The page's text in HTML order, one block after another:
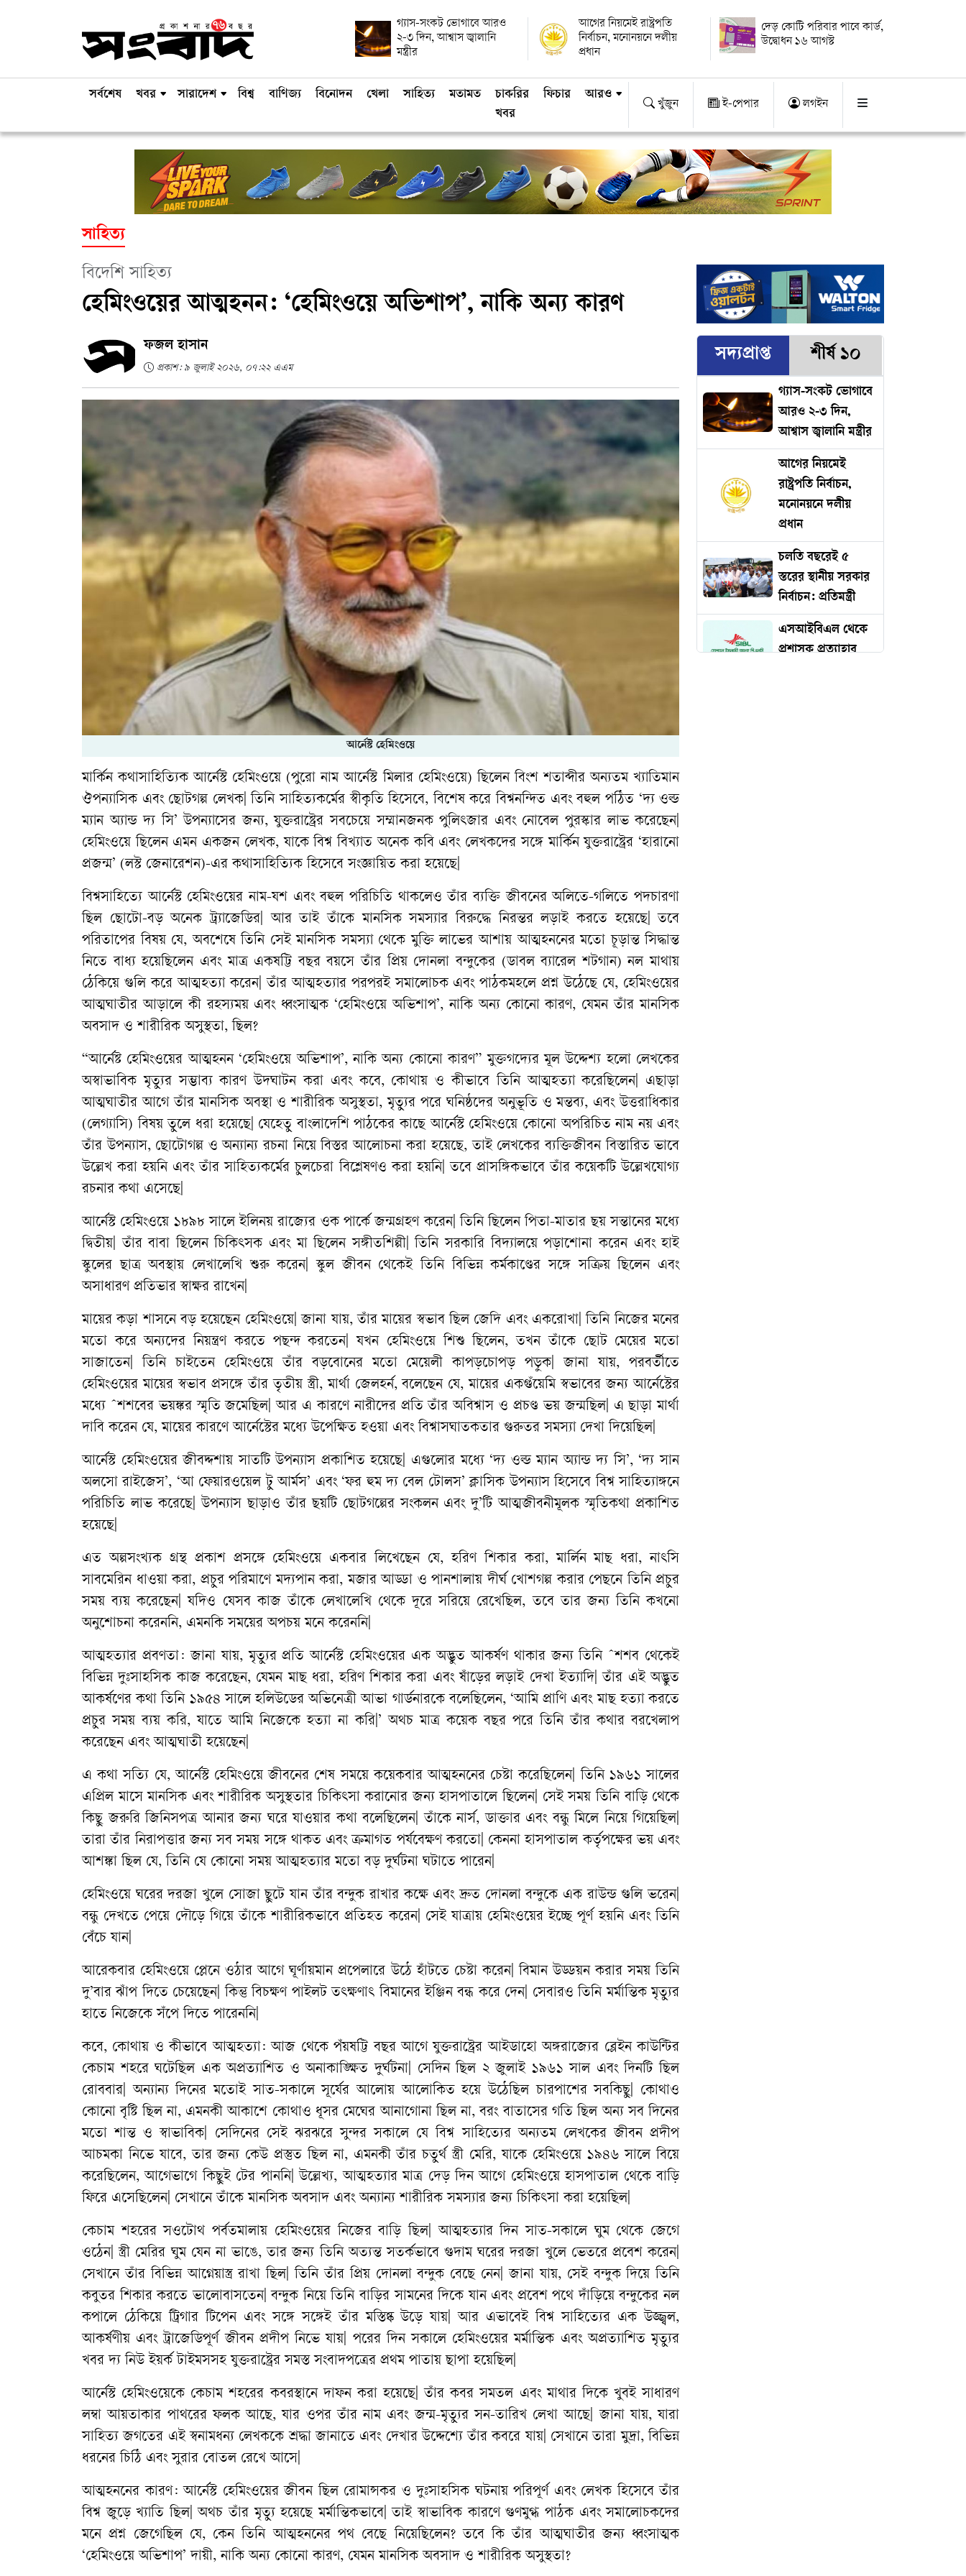
গ্যাস-সংকট ভোগাবে আরও
২-৩ দিন, আশ্বাস জ্বালানি
মন্ত্রীর
আগের নিয়মেই রাষ্ট্রপতি
নির্বাচন, মনোনয়নে দলীয়
প্রধান
দেড় কোটি পরিবার পাবে কার্ড,
উদ্বোধন ১৬ আগস্ট
সর্বশেষ খবর সারাদেশ বিশ্ব বাণিজ্য বিনোদন খেলা সাহিত্য মতামত
চাকরির
খবর
ফিচার আরও
খুঁজুন ই-পেপার লগইন
সাহিত্য
বিদেশি সাহিত্য
হেমিংওয়ের আত্মহনন: ‘হেমিংওয়ে অভিশাপ’, নাকি অন্য কারণ
ফজল হাসান
প্রকাশ: ৯ জুলাই ২০২৬, ০৭:২২ এএম
আর্নেস্ট হেমিংওয়ে
মার্কিন কথাসাহিত্যিক আর্নেস্ট হেমিংওয়ে (পুরো নাম আর্নেস্ট মিলার হেমিংওয়ে) ছিলেন বিংশ শতাব্দীর অন্যতম খ্যাতিমান
ঔপন্যাসিক এবং ছোটগল্প লেখক| তিনি সাহিত্যকর্মের স্বীকৃতি হিসেবে, বিশেষ করে বিশ্বনন্দিত এবং বহুল পঠিত ‘দ্য ওল্ড
ম্যান অ্যান্ড দ্য সি’উপন্যাসের জন্য,যুক্তরাষ্ট্রের সবচেয়ে সম্মানজনক পুলিৎজার এবং নোবেল পুরস্কার লাভ করেছেন
হেমিংওয়ে ছিলেন এমন একজন লেখক, যাকে বিশ্ব বিখ্যাত অনেক কবি এবং লেখকদের সঙ্গে মার্কিন যুক্তরাষ্ট্রের ‘হারানো
প্রজন্ম’ (লস্ট জেনারেশন)-এর কথাসাহিত্যিক হিসেবে সংজ্ঞায়িত করা হয়েছে|
বিশ্বসাহিত্যে আর্নেস্ট হেমিংওয়ের নাম-যশ এবং বহুল পরিচিতি থাকলেও তাঁর ব্যক্তি জীবনের অলিতে-গলিতে পদচারণা
ছিল
ছোটো-বড় অনেক ট্র্যাজেডির আর তাই তাঁকে মানসিক সমস্যার বিরুদ্ধে নিরন্তর লড়াই করতে হয়েছে|তবে
পরিতাপের বিষয় যে, অবশেষে তিনি সেই মানসিক সমস্যা থেকে মুক্তি লাভের আশায় আত্মহননের মতো চূড়ান্ত সিদ্ধান্ত
নিতে বাধ্য হয়েছিলেন এবং মাত্র একষট্টি বছর বয়সে তাঁর প্রিয় দোনলা বন্দুকের (ডাবল ব্যারেল শটগান)নল মাথায়
ঠেকিয়ে গুলি করে আত্মহত্যা করেন তাঁর আত্মহত্যার পরপরই সমালোচক এবং পাঠকমহলে প্রশ্ন উঠেছে যে, হেমিংওয়ের
আত্মঘাতীর আড়ালে কী রহস্যময় এবং ধ্বংসাত্মক ‘হেমিংওয়ে অভিশাপ’, নাকি অন্য কোনো কারণ, যেমন তাঁর মানসিক
অবসাদ ও শারীরিক অসুস্থতা, ছিল?
“আর্নেষ্ট হেমিংওয়ের আত্মহনন ‘হেমিংওয়ে অভিশাপ’, নাকি অন্য কোনো কারণ” মুক্তগদ্যের মূল উদ্দেশ্য হলো লেখকের
অস্বাভাবিক মৃত্যুর সম্ভাব্য কারণ উদঘাটন করা এবং কবে, কোথায় ও কীভাবে তিনি আত্মহত্যা করেছিলেন
এছাড়া
আত্মঘাতীর আগে তাঁর মানসিক অবস্থা ও শারীরিক অসুস্থতা, মৃত্যুর পরে ঘনিষ্ঠদের অনুভূতি ও মন্তব্য, এবং উত্তরাধিকার
(লেগ্যাসি) বিষয় তুলে ধরা হয়েছে| যেহেতু বাংলাদেশি পাঠকের কাছে আর্নেস্ট হেমিংওয়ে কোনো অপরিচিত নাম নয় এবং
তাঁর উপন্যাস, ছোটোগল্প ও অন্যান্য রচনা নিয়ে বিস্তর আলোচনা করা হয়েছে, তাই লেখকের ব্যক্তিজীবন বিস্তারিত ভাবে
উল্লেখ করা হয়নি এবং তাঁর সাহিত্যকর্মের চুলচেরা বিশ্লেষণও করা হয়নি তবে প্রাসঙ্গিকভাবে তাঁর কয়েকটি উল্লেখযোগ্য
রচনার কথা এসেছে|
আর্নেস্ট হেমিংওয়ে ১৮৯৮ সালে ইলিনয় রাজ্যের ওক পার্কে জন্মগ্রহণ করেন তিনি ছিলেন পিতা-মাতার ছয় সন্তানের মধ্যে
দ্বিতীয়
তাঁর বাবা ছিলেন চিকিৎসক এবং মা ছিলেন সঙ্গীতশিল্পী তিনি সরকারি বিদ্যালয়ে পড়াশোনা করেন এবং হাই
স্কুলের
ছাত্র অবস্থায় লেখালেখি শুরু করেন |স্কুল জীবন থেকেই তিনি বিভিন্ন কর্মকাণ্ডের সঙ্গে সক্রিয় ছিলেন
এবং
অসাধারণ প্রতিভার স্বাক্ষর রাখেন
মায়ের কড়া শাসনে বড় হয়েছেন হেমিংওয়ে |জানা যায়, তাঁর মায়ের স্বভাব ছিল জেদি এবং একরোখা তিনি নিজের মনের
মতো
করে অন্যদের নিয়ন্ত্রণ করতে পছন্দ করতেন |যখন হেমিংওয়ে শিশু ছিলেন,তখন তাঁকে ছোট মেয়ের মতো
সাজাতেন
তিনি চাইতেন হেমিংওয়ে তাঁর বড়বোনের মতো মেয়েলী কাপড়চোপড় পড়ুক |জানা যায়,পরবর্তীতে
হেমিংওয়ের মায়ের স্বভাব প্রসঙ্গে তাঁর তৃতীয় স্ত্রী, মার্থা জেলহর্ন,বলেছেন যে,মায়ের একগুঁয়েমি স্বভাবের জন্য আর্নেস্টের
মধ্যে
শশবের ভয়ঙ্কর স্মৃতি জমেছিল |আর এ কারণে নারীদের প্রতি তাঁর অবিশ্বাস ও প্রচণ্ড ভয় জন্মছিল এ ছাড়া মার্থা
দাবি করেন যে, মায়ের কারণে আর্নেস্টের মধ্যে উপেক্ষিত হওয়া এবং বিশ্বাসঘাতকতার গুরুতর সমস্যা দেখা দিয়েছিল
আর্নেস্ট হেমিংওয়ের জীবদ্দশায় সাতটি উপন্যাস প্রকাশিত হয়েছে| এগুলোর মধ্যে ‘দ্য ওল্ড ম্যান অ্যান্ড দ্য সি’, ‘দ্য সান
অলসো রাইজেস’, ‘আ ফেয়ারওয়েল টু আর্মস’ এবং‘ফর হুম দ্য বেল টোলস’ক্লাসিক উপন্যাস হিসেবে বিশ্ব সাহিত্যাঙ্গনে
পরিচিতি লাভ করেছে| উপন্যাস ছাড়াও তাঁর ছয়টি ছোটগল্পের সংকলন এবং দু’টি আত্মজীবনীমূলক স্মৃতিকথা প্রকাশিত
হয়েছে|
এত অল্পসংখ্যক গ্রন্থ প্রকাশ প্রসঙ্গে হেমিংওয়ে একবার লিখেছেন যে, হরিণ শিকার করা, মার্লিন মাছ ধরা,নাৎসি
সাবমেরিন ধাওয়া করা, প্রচুর পরিমাণে মদ্যপান করা, মজার আড্ডা ও পানশালায় দীর্ঘ খোশগল্প করার পেছনে তিনি প্রচুর
সময় ব্যয় করেছেন |যদিও যেসব কাজ তাঁকে লেখালেখি থেকে দূরে সরিয়ে রেখেছিল, তবে তার জন্য তিনি কখনো
অনুশোচনা করেননি, এমনকি সময়ের অপচয় মনে করেননি
আত্মহত্যার প্রবণতা : জানা যায়, মৃত্যুর প্রতি আর্নেস্ট হেমিংওয়ের এক অদ্ভুত আকর্ষণ থাকার জন্য তিনি ˆশশব থেকেই
বিভিন্ন দুঃসাহসিক কাজ করেছেন, যেমন মাছ ধরা, হরিণ শিকার করা এবং ষাঁড়ের লড়াই দেখা ইত্যাদি |তাঁর এই অদ্ভুত
আকর্ষণের কথা তিনি ১৯৫৪ সালে হলিউডের অভিনেত্রী আভা গার্ডনারকে বলেছিলেন, ‘আমি প্রাণি এবং মাছ হত্যা করতে
প্রচুর সময় ব্যয় করি,যাতে আমি নিজেকে হত্যা না করি |’ অথচ মাত্র কয়েক বছর পরে তিনি তাঁর কথার বরখেলাপ
করেছেন এবং আত্মঘাতী হয়েছেন
এ কথা সত্যি যে, আর্নেস্ট হেমিংওয়ে জীবনের শেষ সময়ে কয়েকবার আত্মহননের চেষ্টা করেছিলেন তিনি ১৯৬১ সালের
এপ্রিল মাসে মানসিক এবং শারীরিক অসুস্থতার চিকিৎসা করানোর জন্য হাসপাতালে ছিলেন সেই সময় তিনি বাড়ি থেকে
কিছু জরুরি জিনিসপত্র আনার জন্য ঘরে যাওয়ার কথা বলেছিলেন তাঁকে নার্স, ডাক্তার এবং বন্ধু মিলে নিয়ে গিয়েছিল
তারা তাঁর নিরাপত্তার জন্য সব সময় সঙ্গে থাকত এবং ক্রমাগত পর্যবেক্ষণ করতো কেননা হাসপাতাল কর্তৃপক্ষের ভয় এবং
আশঙ্কা ছিল যে, তিনি যে কোনো সময় আত্মহত্যার মতো বড় দুর্ঘটনা ঘটাতে পারেন
হেমিংওয়ে ঘরের দরজা খুলে সোজা ছুটে যান তাঁর বন্দুক রাখার কক্ষে এবং দ্রুত দোনলা বন্দুকে এক রাউন্ড গুলি ভরেন
বন্ধু দেখতে পেয়ে দৌড়ে গিয়ে তাঁকে শারীরিকভাবে প্রতিহত করেন সেই যাত্রায় হেমিংওয়ের ইচ্ছে পূর্ণ হয়নি এবং তিনি
বেঁচে যান
আরেকবার হেমিংওয়ে প্লেনে ওঠার আগে ঘূর্ণায়মান প্রপেলারে উঠে হাঁটতে চেষ্টা করেন বিমান উড্ডয়ন করার সময় তিনি
দু’বার ঝাঁপ দিতে চেয়েছেন কিন্তু বিচক্ষণ পাইলট তৎক্ষণাৎ বিমানের ইঞ্জিন বন্ধ করে দেন সেবারও তিনি মর্মান্তিক মৃত্যুর
হাতে নিজেকে সঁপে দিতে পারেননি
কবে, কোথায় ও কীভাবে আত্মহত্যা :আজ থেকে পঁয়ষট্টি বছর আগে যুক্তরাষ্ট্রের আইডাহো অঙ্গরাজ্যের ব্লেইন কাউন্টির
কেচাম শহরে ঘটেছিল এক অপ্রত্যাশিত ও অনাকাঙ্ক্ষিত দুর্ঘটনা সেদিন ছিল ২ জুলাই ১৯৬১ সাল এবং দিনটি ছিল
রোববার
অন্যান্য দিনের মতোই সাত-সকালে সূর্যের আলোয় আলোকিত হয়ে উঠেছিল চারপাশের সবকিছু| কোথাও
কোনো বৃষ্টি ছিল না, এমনকী আকাশে কোথাও ধূসর মেঘের আনাগোনা ছিল না,বরং বাতাসের গতি ছিল অন্য সব দিনের
মতো শান্ত ও স্বাভাবিক সেদিনের সেই ঝরঝরে সুন্দর সকালে যে বিশ্ব সাহিত্যের অন্যতম লেখকের জীবন প্রদীপ
আচমকা নিভে যাবে, তার জন্য কেউ প্রস্তুত ছিল না, এমনকী তাঁর চতুর্থ স্ত্রী মেরি, যাকে হেমিংওয়ে ১৯৪৬ সালে বিয়ে
করেছিলেন,আগেভাগে কিছুই টের পাননি |উল্লেখ্য, আত্মহত্যার মাত্র দেড় দিন আগে হেমিংওয়ে হাসপাতাল থেকে বাড়ি
ফিরে এসেছিলেন সেখানে তাঁকে মানসিক অবসাদ এবং অন্যান্য শারীরিক সমস্যার জন্য চিকিৎসা করা হয়েছিল
কেচাম শহরের সওটোথ পর্বতমালায় হেমিংওয়ের নিজের বাড়ি ছিল আত্মহত্যার দিন সাত-সকালে ঘুম থেকে জেগে
ওঠেন |স্ত্রী মেরির ঘুম যেন না ভাঙে,তার জন্য তিনি অত্যন্ত সতর্কভাবে গুদাম ঘরের দরজা খুলে ভেতরে প্রবেশ করেন
সেখানে তাঁর বিভিন্ন আগ্নেয়াস্ত্র রাখা ছিল তিনি তাঁর প্রিয় দোনলা বন্দুক বেছে নেন জানা যায়, সেই বন্দুক দিয়ে তিনি
কবুতর শিকার করতে ভালোবাসতেন |বন্দুক নিয়ে তিনি বাড়ির সামনের দিকে যান এবং প্রবেশ পথে দাঁড়িয়ে বন্দুকের নল
কপালে ঠেকিয়ে ট্রিগার টিপেন এবং সঙ্গে সঙ্গেই তাঁর মস্তিষ্ক উড়ে যায় |আর এভাবেই বিশ্ব সাহিত্যের এক উজ্জ্বল,
আকর্ষণীয় এবং ট্রাজেডিপূর্ণ জীবন প্রদীপ নিভে যায় পরের দিন সকালে হেমিংওয়ের মর্মান্তিক এবং অপ্রত্যাশিত মৃত্যুর
খবর দ্য নিউ ইয়র্ক টাইমসসহ যুক্তরাষ্ট্রের সমস্ত সংবাদপত্রের প্রথম পাতায় ছাপা হয়েছিল
আর্নেস্ট হেমিংওয়েকে কেচাম শহরের কবরস্থানে দাফন করা হয়েছে|তাঁর কবর সমতল এবং মাথার দিকে খুবই সাধারণ
লম্বা আয়তাকার পাথরের ফলক আছে,যার ওপর তাঁর নাম এবং জন্ম-মৃত্যুর সন-তারিখ লেখা আছে| জানা যায়, যারা
সাহিত্য জগতের এই স্বনামধন্য লেখককে শ্রদ্ধা জানাতে এবং দেখার উদ্দেশ্যে তাঁর কবরে যায় সেখানে তারা মুদ্রা, বিভিন্ন
ধরনের চিঠি এবং সুরার বোতল রেখে আসে
আত্মহননের কারণ : আর্নেস্ট হেমিংওয়ের জীবন ছিল রোমান্সকর ও দুঃসাহসিক ঘটনায় পরিপূর্ণ এবং লেখক হিসেবে তাঁর
বিশ্ব জুড়ে খ্যাতি ছিল |অথচ তাঁর মৃত্যু হয়েছে মর্মান্তিকভাবে |তাই স্বাভাবিক কারণে গুণমুগ্ধ পাঠক এবং সমালোচকদের
মনে প্রশ্ন জেগেছিল যে, কেন তিনি আত্মহননের পথ বেছে নিয়েছিলেন? তবে কি তাঁর আত্মঘাতীর জন্য ধ্বংসাত্মক
‘হেমিংওয়ে অভিশাপ’ দায়ী, নাকি অন্য কোনো কারণ, যেমন মানসিক অবসাদ ও শারীরিক অসুস্থতা?
সদ্যপ্রাপ্ত শীর্ষ ১০
গ্যাস-সংকট ভোগাবে
আরও ২-৩ দিন,
আশ্বাস জ্বালানি মন্ত্রীর
আগের নিয়মেই
রাষ্ট্রপতি নির্বাচন,
মনোনয়নে দলীয়
প্রধান
চলতি বছরেই ৫
স্তরের স্থানীয় সরকার
নির্বাচন: প্রতিমন্ত্রী
এসআইবিএল থেকে
প্রশাসক প্রত্যাহার